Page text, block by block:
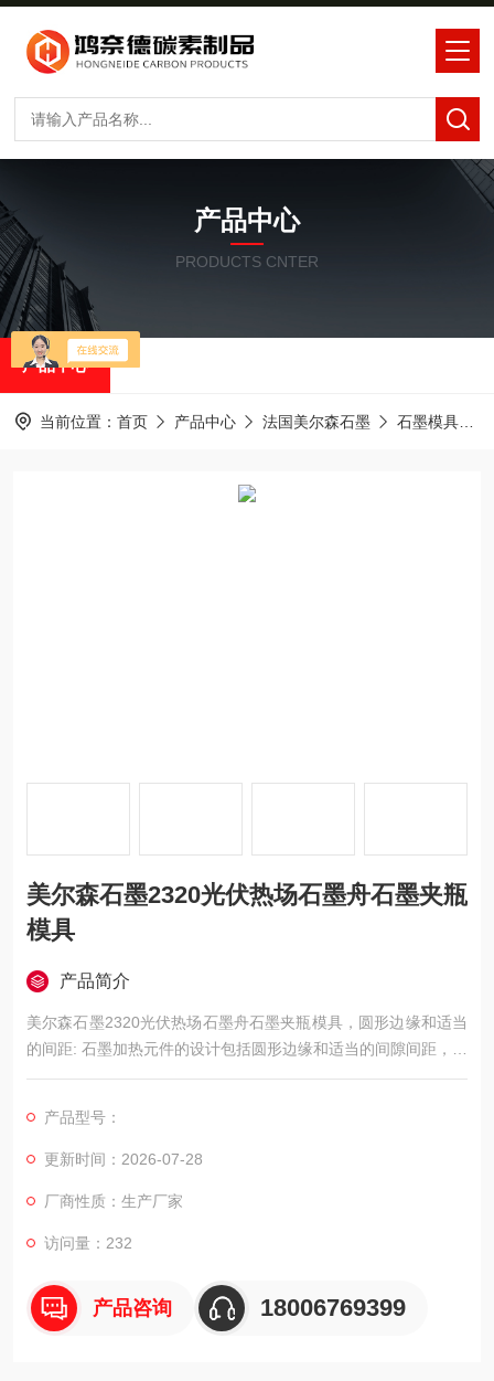
产品中心
PRODUCTS CNTER
产品中心
当前位置： 首页 产品中心 法国美尔森石墨 石墨模具
美尔森石墨2320光伏热场石墨舟石墨夹瓶
模具
产品简介
美尔森石墨2320光伏热场石墨舟石墨夹瓶模具，圆形边缘和适当
的间距: 石墨加热元件的设计包括圆形边缘和适当的间隙间距，以
地减少高温下的气体电离。该设计特征增加了加热器的预期寿命
产品型号：
更新时间：2026-07-28
厂商性质：生产厂家
访问量：232
产品咨询 18006769399